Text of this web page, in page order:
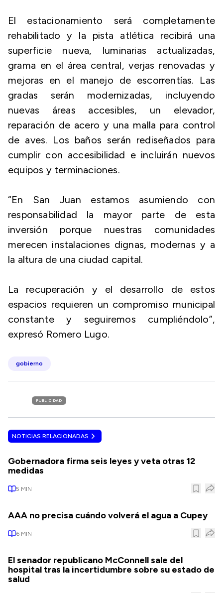
El estacionamiento será completamente
rehabilitado y la pista atlética recibirá una
superficie nueva, luminarias actualizadas,
grama en el área central, verjas renovadas y
mejoras en el manejo de escorrentías. Las
gradas serán modernizadas, incluyendo
nuevas áreas accesibles, un elevador,
reparación de acero y una malla para control
de aves. Los baños serán rediseñados para
cumplir con accesibilidad e incluirán nuevos
equipos y terminaciones.
“En San Juan estamos asumiendo con
responsabilidad la mayor parte de esta
inversión porque nuestras comunidades
merecen instalaciones dignas, modernas y a
la altura de una ciudad capital.
La recuperación y el desarrollo de estos
espacios requieren un compromiso municipal
constante y seguiremos cumpliéndolo”,
expresó Romero Lugo.
gobierno
PUBLICIDAD
NOTICIAS RELACIONADAS
Gobernadora firma seis leyes y veta otras 12
medidas
5 MIN
AAA no precisa cuándo volverá el agua a Cupey
6 MIN
El senador republicano McConnell sale del
hospital tras la incertidumbre sobre su estado de
salud